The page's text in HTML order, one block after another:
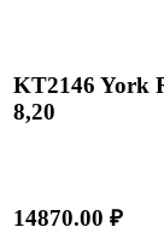
KT2146 York
8,20
14870.00 ₽